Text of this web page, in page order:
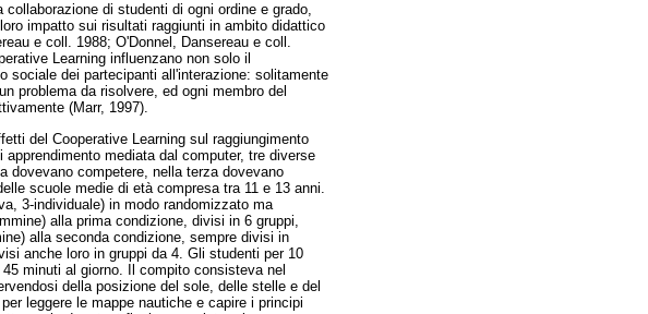
di studenti di ogni ordine e grado,
impatto sui risultati raggiunti in ambito didattico
e coll. 1988; O'Donnel, Dansereau e coll.
Learning influenzano non solo il
sociale dei partecipanti all'interazione: solitamente
problema da risolvere, ed ogni membro del
(Marr, 1997).
del Cooperative Learning sul raggiungimento
mediata dal computer, tre diverse
dovevano competere, nella terza dovevano
scuole medie di età compresa tra 11 e 13 anni.
3-individuale) in modo randomizzato ma
alla prima condizione, divisi in 6 gruppi,
alla seconda condizione, sempre divisi in
anche loro in gruppi da 4. Gli studenti per 10
minuti al giorno. Il compito consisteva nel
della posizione del sole, delle stelle e del
leggere le mappe nautiche e capire i principi